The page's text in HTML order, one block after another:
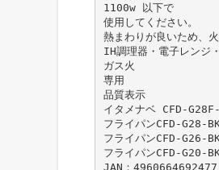
1100w 以下で
使用してください。
熱まわりが良いため、
IH調理器・電子レンジ
ガス火
専用
品質表示
イタメナベ CFD-
フライパンCFD-G28-
フライパンCFD-G26-
フライパンCFD-G20-
JAN：4960664692477